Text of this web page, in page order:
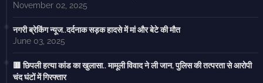
November 02, 2025
नगरी ब्रेकिंग न्यूज..दर्दनाक सड़क हादसे में मां और बेटे की मौत
June 03, 2025
🟥 छिपली हत्या कांड का खुलासा.. मामूली विवाद ने ली जान, पुलिस की तत्परता से आरोपी
चंद घंटों में गिरफ्तार